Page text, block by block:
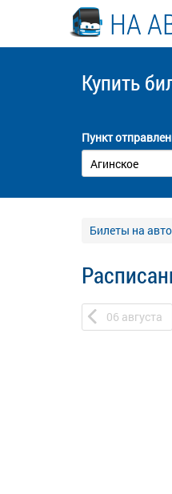
НА
Купить
Пункт
Билеты на
06 августа